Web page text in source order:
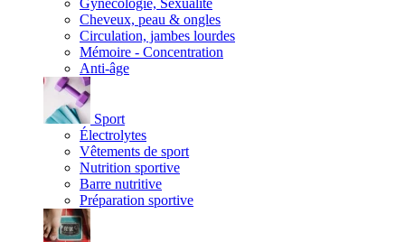
Gynécologie, Sexualité
Cheveux, peau & ongles
Circulation, jambes lourdes
Mémoire - Concentration
Anti-âge
Sport
Électrolytes
Vêtements de sport
Nutrition sportive
Barre nutritive
Préparation sportive